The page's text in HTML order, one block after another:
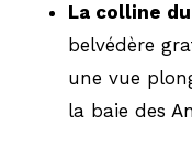
La colline
belvédère
une vue
la baie des